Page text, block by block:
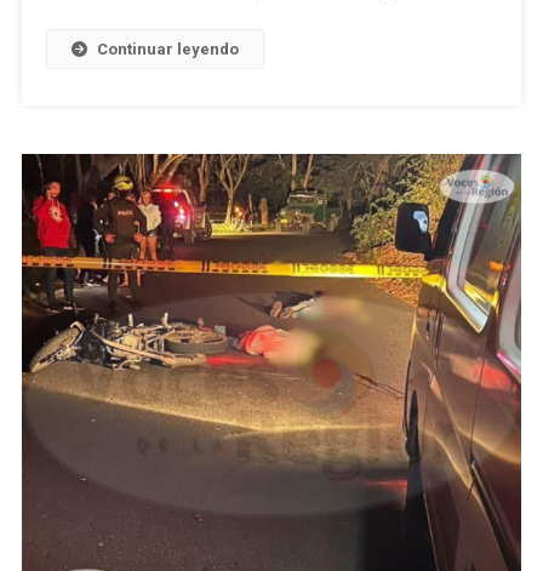
Continuar leyendo